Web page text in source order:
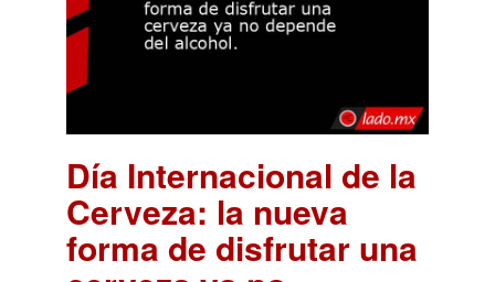
Día Internacional de la
Cerveza: la nueva
forma de disfrutar una